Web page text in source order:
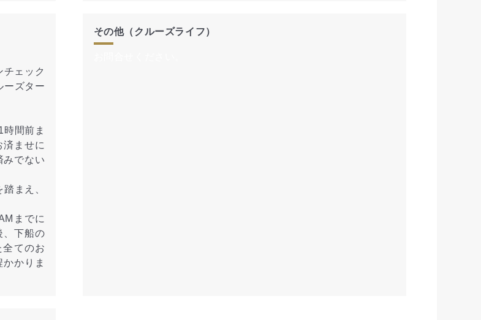
ェック
ーズター
間前ま
ませに
みでない
まえ、
までに
、下船の
てのお
かりま
その他（クルーズライフ）